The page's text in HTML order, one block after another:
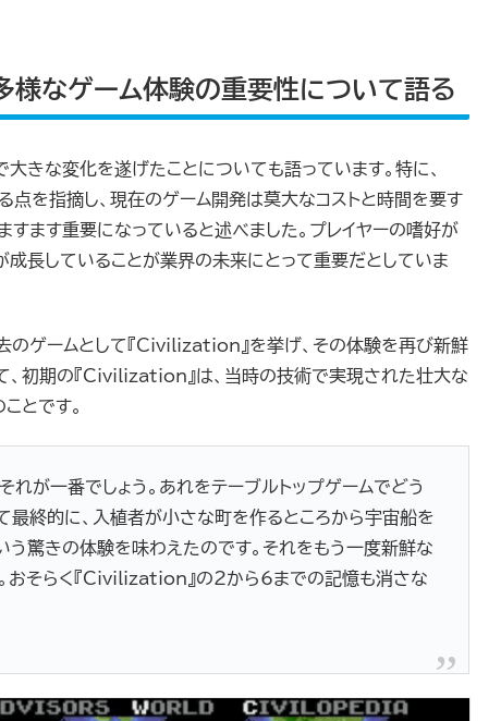
様なゲーム体験の重要性について語る
きな変化を遂げたことについても語っています。特に、
点を指摘し、現在のゲーム開発は莫大なコストと時間を要す
すます重要になっていると述べました。プレイヤーの嗜好が
成長していることが業界の未来にとって重要だとしていま
のゲームとして『Civilization』を挙げ、その体験を再び新鮮
、初期の『Civilization』は、当時の技術で実現された壮大な
とです。
が一番でしょう。あれをテーブルトップゲームでどう
最終的に、入植者が小さな町を作るところから宇宙船を
う驚きの体験を味わえたのです。それをもう一度新鮮な
おそらく『Civilization』の2から6までの記憶も消さな